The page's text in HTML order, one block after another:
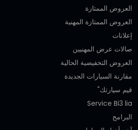
العروض الممتازة
العروض الممتازة المهنية‎
إعلانات
صالات عرض المهنيين
العروض التخفيضية الحالية
مقارنة السيارات الجديدة
قيم سيارتك"
Service Bi3 lia
البرامج